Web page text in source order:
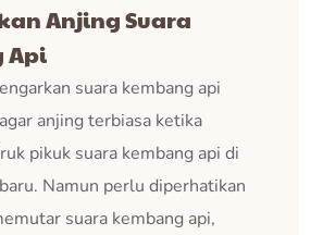
Anjing Suara
Api
suara kembang api
anjing terbiasa ketika
pikuk suara kembang api di
Namun perlu diperhatikan
suara kembang api,